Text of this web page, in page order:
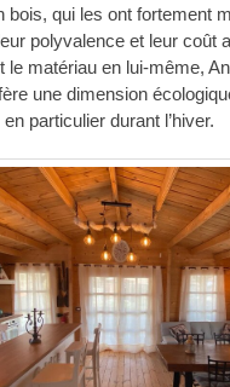
bois, qui les ont fortement
polyvalence et leur coût
le matériau en lui-même,
une dimension
particulier durant l’hiver.